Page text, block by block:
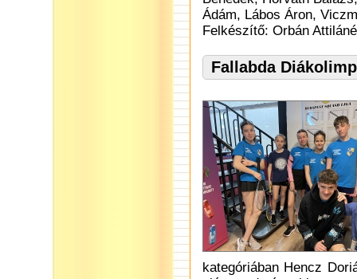
Ádám, Lábos Áron,
Felkészítő: Orbán Attiláné
Fallabda
kategóriában Hencz